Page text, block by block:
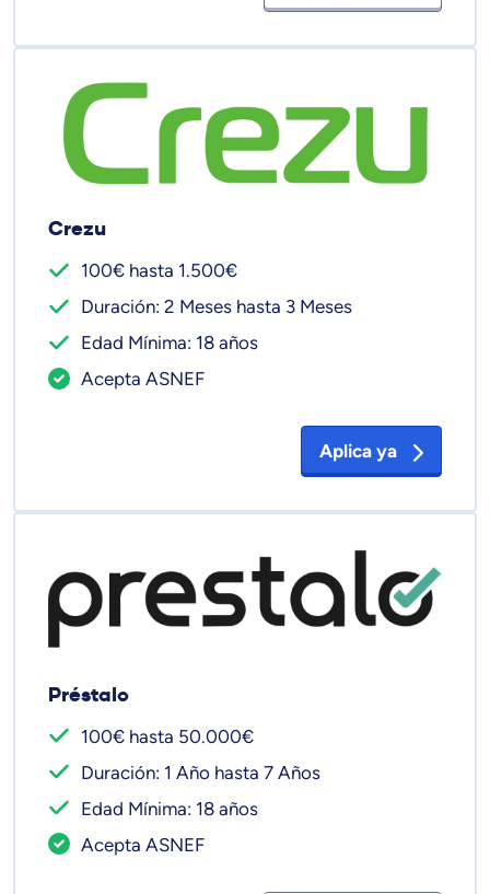
Crezu
100€ hasta 1.500€
Duración: 2 Meses hasta 3 Meses
Edad Mínima: 18 años
Acepta ASNEF
Aplica ya
Préstalo
100€ hasta 50.000€
Duración: 1 Año hasta 7 Años
Edad Mínima: 18 años
Acepta ASNEF